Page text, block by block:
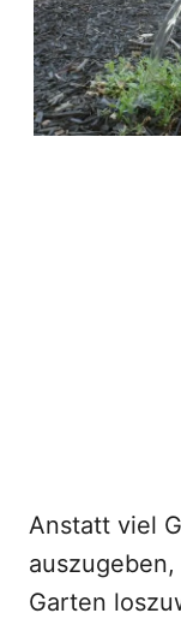
Anstatt viel
Garten